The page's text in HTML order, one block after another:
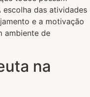
das atividades
e a motivação
ambiente de
na